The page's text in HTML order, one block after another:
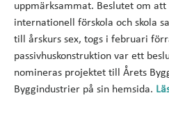
uppmärksammat. Beslutet om att
internationell förskola och skola
till årskurs sex, togs i februari
passivhuskonstruktion var ett
nomineras projektet till Årets
Byggindustrier på sin hemsida.